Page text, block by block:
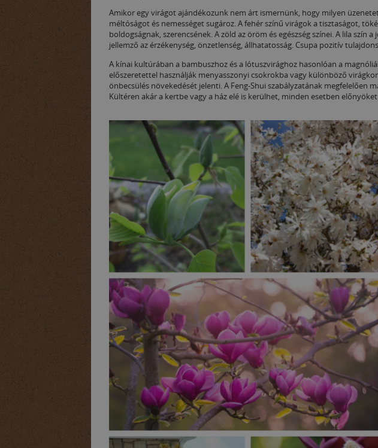
Amikor egy virágot ajándékozunk nem árt ismernünk, hogy milyen
méltóságot és nemességet sugároz. A fehér színű virágok a tisztaságot,
boldogságnak, szerencsének. A zöld az öröm és egészség színei. A lila
jellemző az érzékenység, önzetlenség, állhatatosság. Csupa pozitív
A kínai kultúrában a bambuszhoz és a lótuszvirághoz hasonlóan a
előszeretettel használják menyasszonyi csokrokba vagy különböző
önbecsülés növekedését jelenti. A Feng-Shui szabályzatának megfelelően
Kültéren akár a kertbe vagy a ház elé is kerülhet, minden esetben